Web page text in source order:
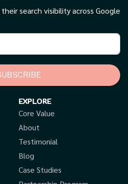
search visibility across Google
EXPLORE
Core Value
About
Testimonial
Blog
Case Studies